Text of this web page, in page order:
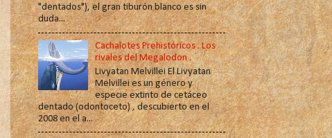
"dentados"), el gran tiburón blanco es sin
duda...
Cachalotes Prehistóricos . Los
rivales del Megalodon .
Livyatan Melvillei El Livyatan
Melvillei es un género y
especie extinto de cetáceo
dentado (odontoceto) , descubierto en el
2008 en el a...